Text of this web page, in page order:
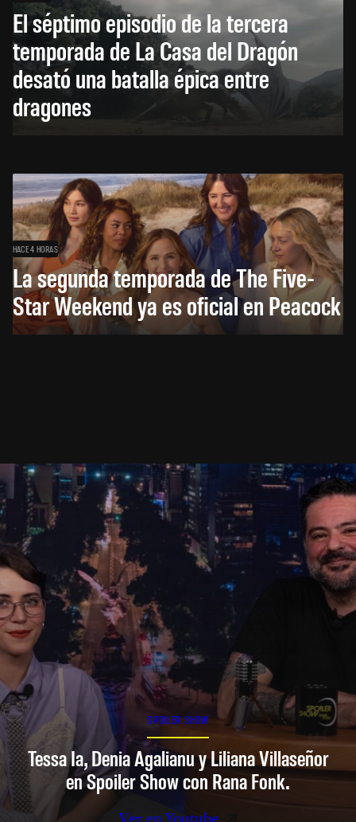
El séptimo episodio de la tercera
temporada de La Casa del Dragón
desató una batalla épica entre
dragones
HACE 4 HORAS
La segunda temporada de The Five-
Star Weekend ya es oficial en Peacock
SPOILER SHOW
Tessa Ia, Denia Agalianu y Liliana Villaseñor
en Spoiler Show con Rana Fonk.
Ver en Youtube